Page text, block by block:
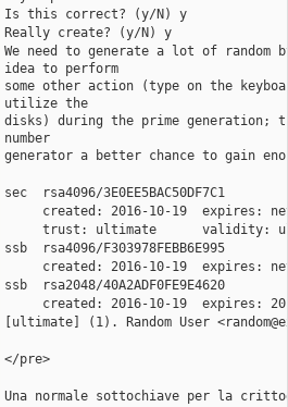
Is this correct? (y/N) y
Really create? (y/N) y
We need to generate a lot of
idea to perform
some other action (type on the
utilize the
disks) during the prime generation;
number
generator a better chance to gain
sec  rsa4096/3E0EE5BAC50DF7C1
trust: ultimate      validity:
ssb  rsa4096/F303978FEBB6E995
ssb  rsa2048/40A2ADF0FE9E4620
[ultimate] (1). Random User
</pre>
Una normale sottochiave per la